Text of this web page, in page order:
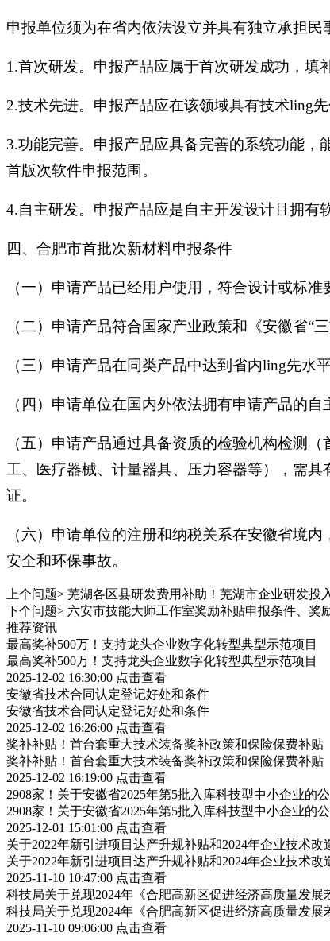
申报单位须为在省内依法设立并具有独立承担
1.首次研发。申报产品应属于首次研发成功，填
2.技术先进。申报产品应在该领域具有技术ling
3.功能完善。申报产品应具备完善的系统功能
首版次软件申报范围。
4.自主研发。申报产品应是自主开发设计且拥有
四、合肥市首批次新材料申报条件
（一）申请产品已经用户使用，符合设计或标准
（二）申请产品符合国家产业政策和《安徽省“
（三）申请产品在同类产品中达到省内ling先水
（四）申请单位在国内外依法拥有申请产品的
（五）申请产品通过具备资质的检验机构检测
工、医疗器械、计量器具、压力容器等），需
证。
（六）申请单位的注册和纳税关系在安徽省境
安全和环保事故。
上个问题> 芜湖各区县研发费用补助！芜湖市企业研发投
下个问题> 六安市技能大师工作室奖励补贴申报条件、奖
推荐资讯
最高奖补500万！支持龙头企业数字化转型典型示范项目
最高奖补500万！支持龙头企业数字化转型典型示范项目
2025-12-02 16:30:00 点击查看
安徽省技术合同认定登记好处和条件
安徽省技术合同认定登记好处和条件
2025-12-02 16:26:00 点击查看
奖补补贴！首台套重大技术装备奖补政策和保险保费补贴
奖补补贴！首台套重大技术装备奖补政策和保险保费补贴
2025-12-02 16:19:00 点击查看
2908家！关于安徽省2025年第5批入库科技型中小企业的
2908家！关于安徽省2025年第5批入库科技型中小企业的
2025-12-01 15:01:00 点击查看
关于2022年新引进项目达产升规补贴和2024年企业技术
关于2022年新引进项目达产升规补贴和2024年企业技术
2025-11-10 10:47:00 点击查看
科技局关于兑现2024年《合肥高新区促进经济高质量发
科技局关于兑现2024年《合肥高新区促进经济高质量发
2025-11-10 09:06:00 点击查看